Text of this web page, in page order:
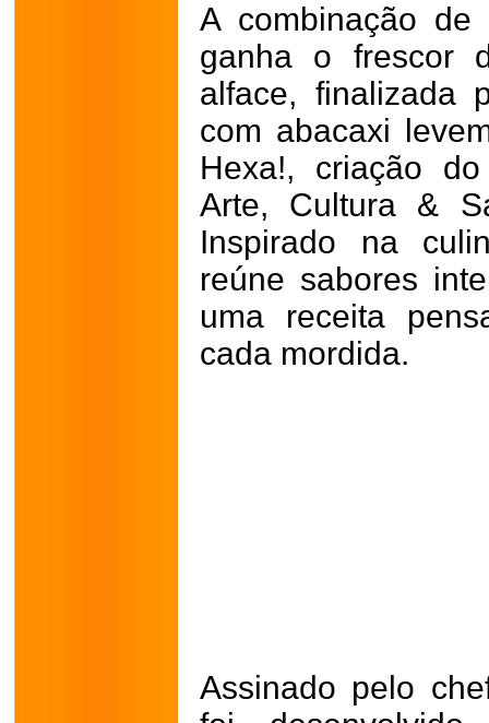
A combinação
ganha o frescor
alface, finalizada
com abacaxi
Hexa!, criação
Arte, Cultura &
Inspirado na
reúne sabores
uma receita
cada mordida.
Assinado pelo